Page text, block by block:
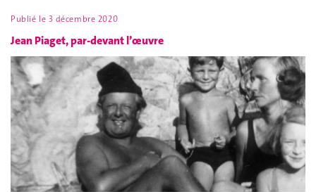
Publié le 3 décembre 2020
Jean Piaget, par-devant l’œuvre